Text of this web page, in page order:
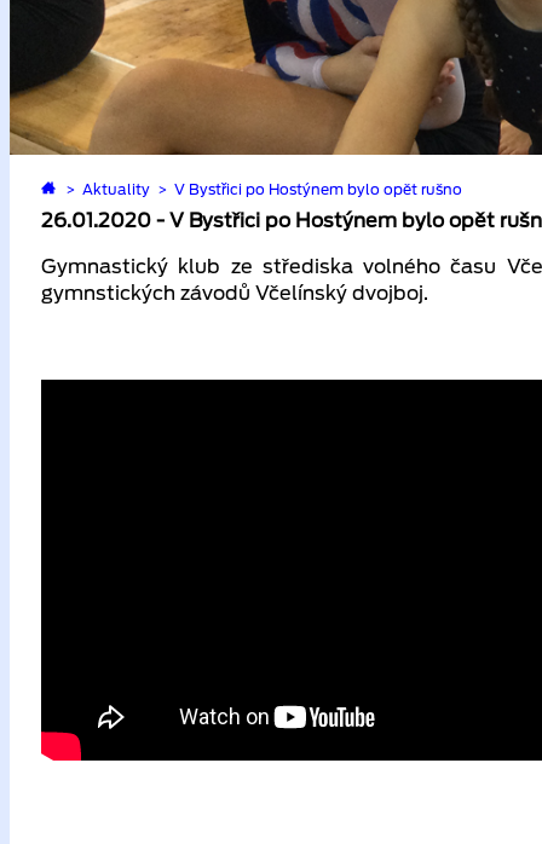
>Aktuality >V Bystřici po Hostýnem bylo opět rušno
26.01.2020 - V Bystřici po Hostýnem bylo opět
Gymnastický klub ze střediska volného času
gymnstických závodů Včelínský dvojboj.